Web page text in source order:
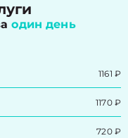
один день
1161 ₽
1170 ₽
720 ₽